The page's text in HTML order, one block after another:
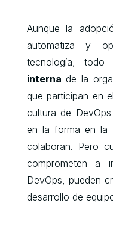
Aunque la
automatiza y
tecnología,
interna de la
que participan en
cultura de
en la forma en la
colaboran. Pero
comprometen a
DevOps, pueden
desarrollo de